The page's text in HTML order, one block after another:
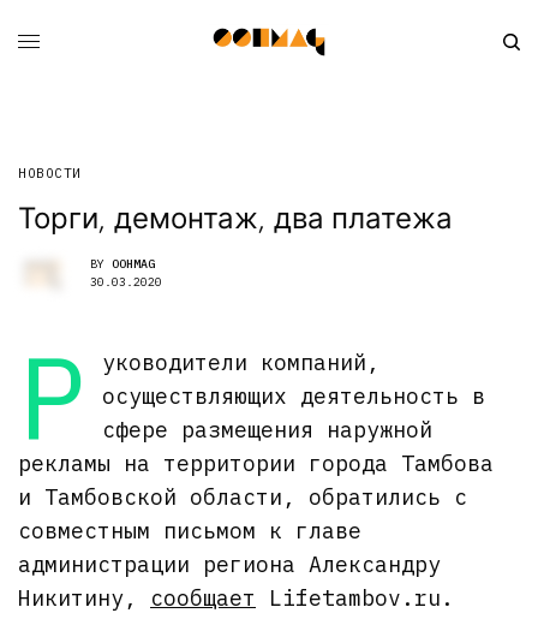
НОВОСТИ
Торги, демонтаж, два платежа
BY OOHMAG
30.03.2020
Р
уководители компаний,
осуществляющих деятельность в
сфере размещения наружной
рекламы на территории города Тамбова
и Тамбовской области, обратились с
совместным письмом к главе
администрации региона Александру
Никитину, сообщает Lifetambov.ru.